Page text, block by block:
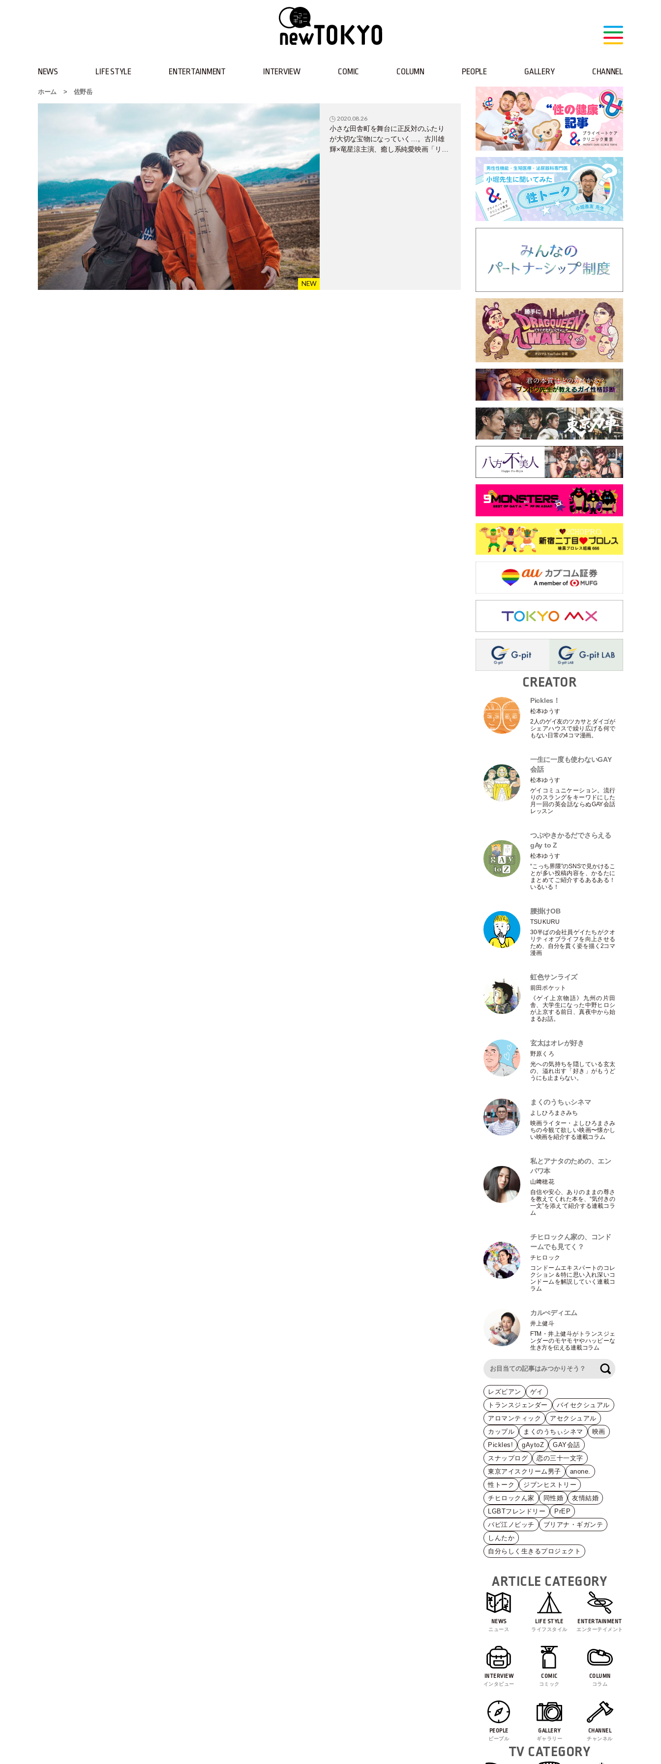
NEWS LIFE STYLE ENTERTAINMENT INTERVIEW COMIC COLUMN PEOPLE GALLERY CHANNEL
ホーム > 佐野岳
2020.08.26
小さな田舎町を舞台に正反対のふたり
が大切な宝物になっていく…。古川雄
輝×竜星涼主演、癒し系純愛映画「リス
CREATOR
Pickles！
松本ゆうす
2人のゲイ友のツカサとダイゴが
シェアハウスで繰り広げる何で
もない日常の4コマ漫画。
一生に一度も使わないGAY
会話
松本ゆうす
ゲイコミュニケーション。流行
りのスラングをキーワドにした
月一回の英会話ならぬGAY会話
レッスン
つぶやきかるだでさらえる
gAy to Z
松本ゆうす
“こっち界隈”のSNSで見かけるこ
とが多い投稿内容を、かるたに
まとめてご紹介するあるある！
いるいる！
腰掛けOB
TSUKURU
30半ばの会社員ゲイたちがクオ
リティオブライフを向上させる
ため、自分を貫く姿を描く2コマ
漫画
虹色サンライズ
前田ポケット
《ゲイ上京物語》九州の片田
舎、大学生になった中野ヒロシ
が上京する前日、真夜中から始
まるお話。
玄太はオレが好き
野原くろ
光への気持ちを隠している玄太
の、溢れ出す 「好き 」がもうど
うにも止まらない。
まくのうちぃシネマ
よしひろまさみち
映画ライター ・ よしひろまさみ
ちの今観て欲しい映画〜懐かし
い映画を紹介する連載コラム
私とアナタのための、エン
パワ本
山﨑穂花
自信や安心、ありのままの尊さ
を教えてくれた本を、“気付きの
一文”を添えて紹介する連載コラ
ム
チヒロックん家の、コンド
ームでも見てく？
チヒロック
コンドームエキスパートのコレ
クション＆特に思い入れ深いコ
ンドームを解説していく連載コ
ラム
カルぺディエム
井上健斗
FTM ・井上健斗がトランスジェ
ンダーのモヤモヤやハッピーな
生き方を伝える連載コラム
レズビアン
ゲイ
トランスジェンダー
バイセクシュアル
アロマンティック
アセクシュアル
カップル
まくのうちぃシネマ
映画
Pickles!
gAytoZ
GAY会話
スナップログ
恋の三十一文字
東京アイスクリーム男子
anone.
性トーク
ジブンヒストリー
チヒロックん家
同性婚
友情結婚
LGBTフレンドリー
PrEP
バビ江ノビッチ
ブリアナ・ギガンテ
しんたか
自分らしく生きるプロジェクト
ARTICLE CATEGORY
NEWS
ニュース
LIFE STYLE
ライフスタイル
ENTERTAINMENT
エンターテイメント
INTERVIEW
インタビュー
COMIC
コミック
COLUMN
コラム
PEOPLE
ピープル
GALLERY
ギャラリー
CHANNEL
チャンネル
TV CATEGORY